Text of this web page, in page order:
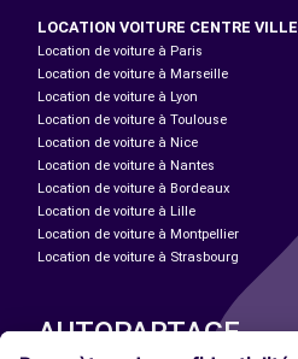
LOCATION VOITURE CENTRE VILLE
Location de voiture à Paris
Location de voiture à Marseille
Location de voiture à Lyon
Location de voiture à Toulouse
Location de voiture à Nice
Location de voiture à Nantes
Location de voiture à Bordeaux
Location de voiture à Lille
Location de voiture à Montpellier
Location de voiture à Strasbourg
AUTOPARTAGE